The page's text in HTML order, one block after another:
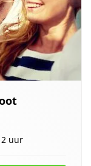
2 uur